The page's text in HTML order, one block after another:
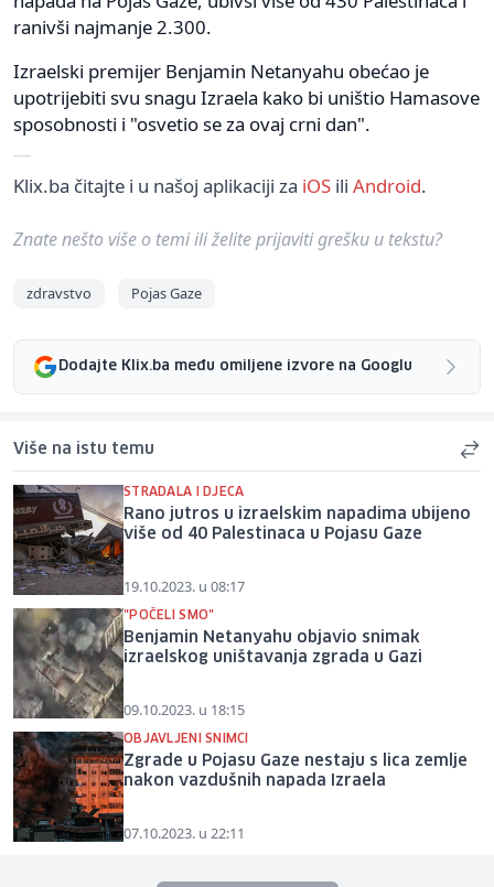
ranivši najmanje 2.300.
Izraelski premijer Benjamin Netanyahu obećao je
upotrijebiti svu snagu Izraela kako bi uništio Hamasove
sposobnosti i "osvetio se za ovaj crni dan".
Klix.ba čitajte i u našoj aplikaciji za iOS ili Android.
Znate nešto više o temi ili želite prijaviti grešku u tekstu?
zdravstvo Pojas Gaze
Dodajte Klix.ba među omiljene izvore na Googlu
Više na istu temu
STRADALA I DJECA
Rano jutros u izraelskim napadima ubijeno
više od 40 Palestinaca u Pojasu Gaze
19.10.2023. u 08:17
"POČELI SMO"
Benjamin Netanyahu objavio snimak
izraelskog uništavanja zgrada u Gazi
09.10.2023. u 18:15
OBJAVLJENI SNIMCI
Zgrade u Pojasu Gaze nestaju s lica zemlje
nakon vazdušnih napada Izraela
07.10.2023. u 22:11